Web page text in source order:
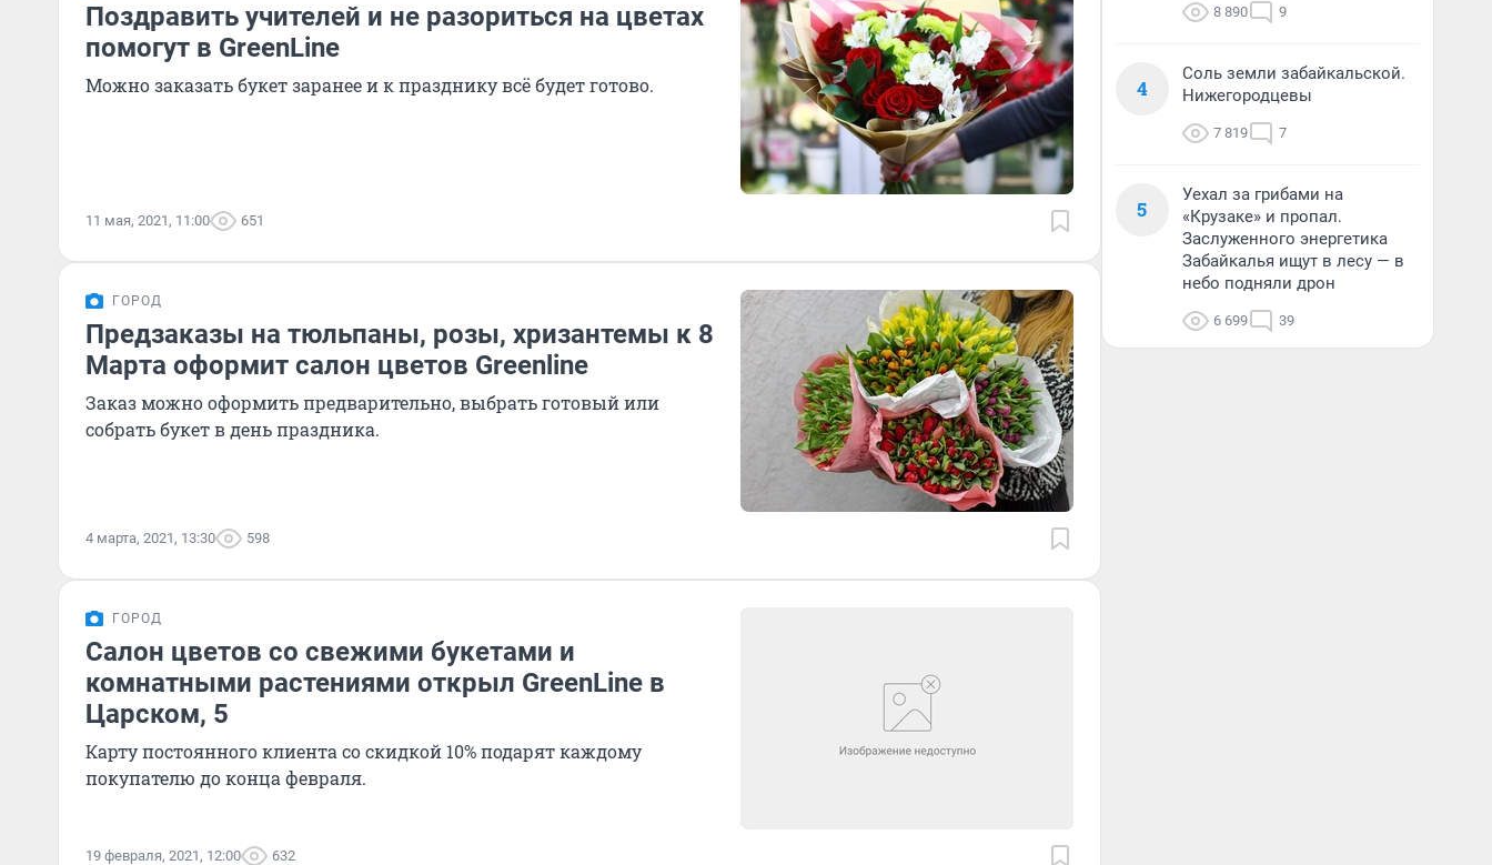
Поздравить учителей и не разориться на цветах
помогут в GreenLine
Можно заказать букет заранее и к празднику всё будет готово.
11 мая, 2021, 11:00 651
ГОРОД
Предзаказы на тюльпаны, розы, хризантемы к 8
Марта оформит салон цветов Greenline
Заказ можно оформить предварительно, выбрать готовый или
собрать букет в день праздника.
4 марта, 2021, 13:30 598
ГОРОД
Салон цветов со свежими букетами и
комнатными растениями открыл GreenLine в
Царском, 5
Карту постоянного клиента со скидкой 10% подарят каждому
покупателю до конца февраля.
19 февраля, 2021, 12:00 632
8 890 9
4
Соль земли забайкальской.
Нижегородцевы
7 819 7
5
Уехал за грибами на
«Крузаке» и пропал.
Заслуженного энергетика
Забайкалья ищут в лесу — в
небо подняли дрон
6 699 39